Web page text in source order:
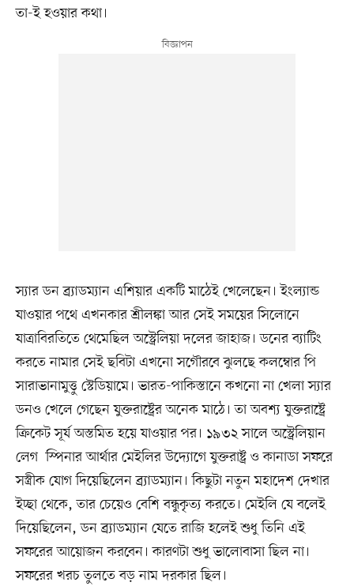
তা-ই হওয়ার কথা।
স্যার ডন ব্র্যাডম্যান এশিয়ার একটি মাঠেই খেলেছেন। ইংল্যান্ড
যাওয়ার পথে এখনকার শ্রীলঙ্কা আর সেই সময়ের সিলোনে
যাত্রাবিরতিতে থেমেছিল অস্ট্রেলিয়া দলের জাহাজ। ডনের ব্যাটিং
করতে নামার সেই ছবিটা এখনো সগৌরবে ঝুলছে কলম্বোর পি
সারাভানামুত্তু স্টেডিয়ামে। ভারত-পাকিস্তানে কখনো না খেলা স্যার
ডনও খেলে গেছেন যুক্তরাষ্ট্রের অনেক মাঠে। তা অবশ্য যুক্তরাষ্ট্রে
ক্রিকেট সূর্য অস্তমিত হয়ে যাওয়ার পর। ১৯৩২ সালে অস্ট্রেলিয়ান
লেগ স্পিনার আর্থার মেইলির উদ্যোগে যুক্তরাষ্ট্র ও কানাডা সফরে
সস্ত্রীক যোগ দিয়েছিলেন ব্র্যাডম্যান। কিছুটা নতুন মহাদেশ দেখার
ইচ্ছা থেকে, তার চেয়েও বেশি বন্ধুকৃত্য করতে। মেইলি যে বলেই
দিয়েছিলেন, ডন ব্র্যাডম্যান যেতে রাজি হলেই শুধু তিনি এই
সফরের আয়োজন করবেন। কারণটা শুধু ভালোবাসা ছিল না।
সফরের খরচ তুলতে বড় নাম দরকার ছিল।